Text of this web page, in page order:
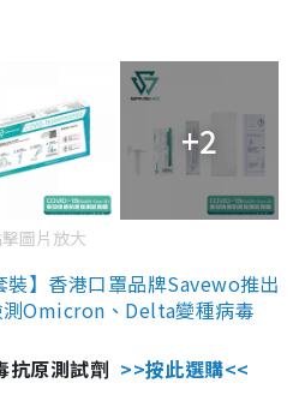
+2
圖片放大
】香港口罩品牌Savewo推出
Omicron、Delta變種病毒
原測試劑 >>按此選購<<